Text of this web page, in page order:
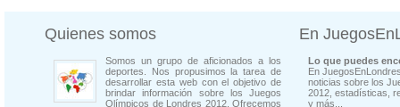
Quienes somos
Somos un grupo de aficionados a los
deportes. Nos propusimos la tarea de
desarrollar esta web con el objetivo de
brindar información sobre los Juegos
Olímpicos de Londres 2012. Ofrecemos
En
Lo que puedes
En
noticias sobre los
2012, estadísticas,
y más...